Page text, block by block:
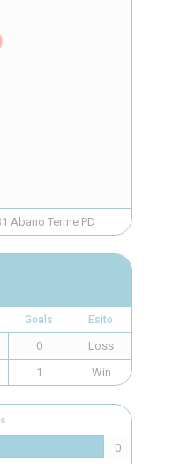
Abano Terme PD
Goals Esito
0
Loss
1 Win
0